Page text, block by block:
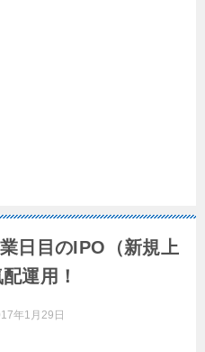
日目のIPO（新規上
運用！
年1月29日